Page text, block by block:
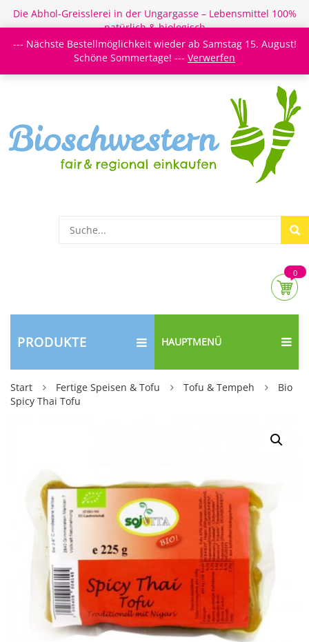
Die Abhol-Greisslerei in der Ungargasse – Lebensmittel 100%
natürlich & biologisch
Login/Register Newsletter Meine Merkzettel
0
PRODUKTE HAUPTMENÜ
Start Fertige Speisen & Tofu Tofu & Tempeh
Bio
Spicy Thai Tofu
--- Nächste Bestellmöglichkeit wieder ab Samstag 15. August!
Schöne Sommertage! --- Verwerfen